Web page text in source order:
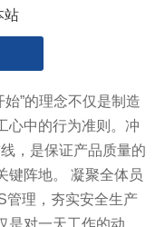
站
”的理念不仅是制造
心中的行为准则。冲
，是保证产品质量的
阵地。
凝聚全体员
管理，夯实安全生产